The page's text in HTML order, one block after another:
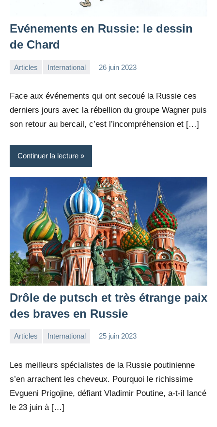
Evénements en Russie: le dessin
de Chard
Articles International 26 juin 2023
Face aux événements qui ont secoué la Russie ces
derniers jours avec la rébellion du groupe Wagner puis
son retour au bercail, c’est l’incompréhension et […]
Continuer la lecture
Drôle de putsch et très étrange paix
des braves en Russie
Articles International 25 juin 2023
Les meilleurs spécialistes de la Russie poutinienne
s’en arrachent les cheveux. Pourquoi le richissime
Evgueni Prigojine, défiant Vladimir Poutine, a-t-il lancé
le 23 juin à […]